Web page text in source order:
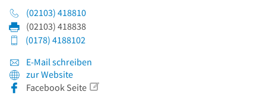
(02103) 418810
(02103) 418838
(0178) 4188102
E-Mail schreiben
zur Website
Facebook Seite